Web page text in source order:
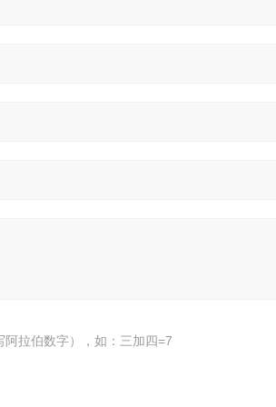
拉伯数字），如：三加四=7